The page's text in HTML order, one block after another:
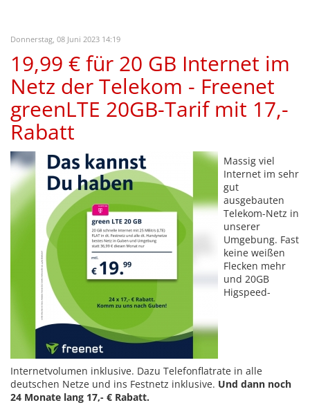
Donnerstag, 08 Juni 2023 14:19
19,99 € für 20 GB Internet im
Netz der Telekom - Freenet
greenLTE 20GB-Tarif mit 17,-
Rabatt
Massig viel
Internet im sehr
gut
ausgebauten
Telekom-Netz in
unserer
Umgebung. Fast
keine weißen
Flecken mehr
und 20GB
Higspeed-
Internetvolumen inklusive. Dazu Telefonflatrate in alle
deutschen Netze und ins Festnetz inklusive. Und dann noch
24 Monate lang 17,- € Rabatt.